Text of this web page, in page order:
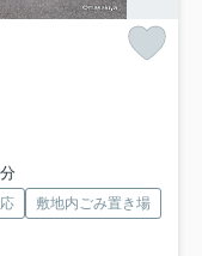
敷地内ごみ置き場